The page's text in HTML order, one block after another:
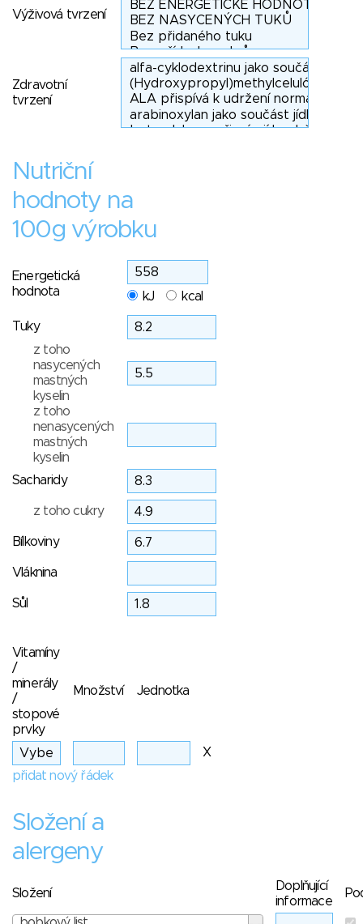
Výživová tvrzení
Zdravotní
tvrzení
Nutriční
hodnoty na
100g výrobku
Energetická
hodnota
kJ kcal
Tuky
z toho
nasycených
mastných
kyselin
z toho
nenasycených
mastných
kyselin
Sacharidy
z toho cukry
Bílkoviny
Vláknina
Sůl
Vitamíny
/
minerály
/
stopové
prvky
Množství Jednotka
X
přidat nový řádek
Složení a
alergeny
Složení
Doplňující
informace